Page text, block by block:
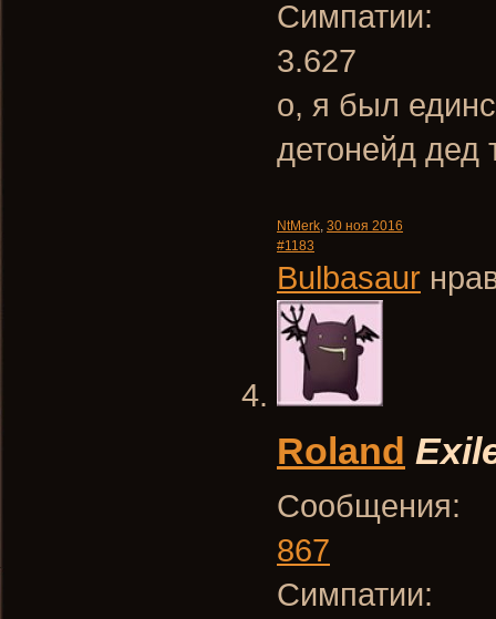
Симпатии:
3.627
о, я был
детонейд дед
NtMerk, 30 ноя 2016
#1183
Bulbasaur
Roland
Сообщения:
867
Симпатии: